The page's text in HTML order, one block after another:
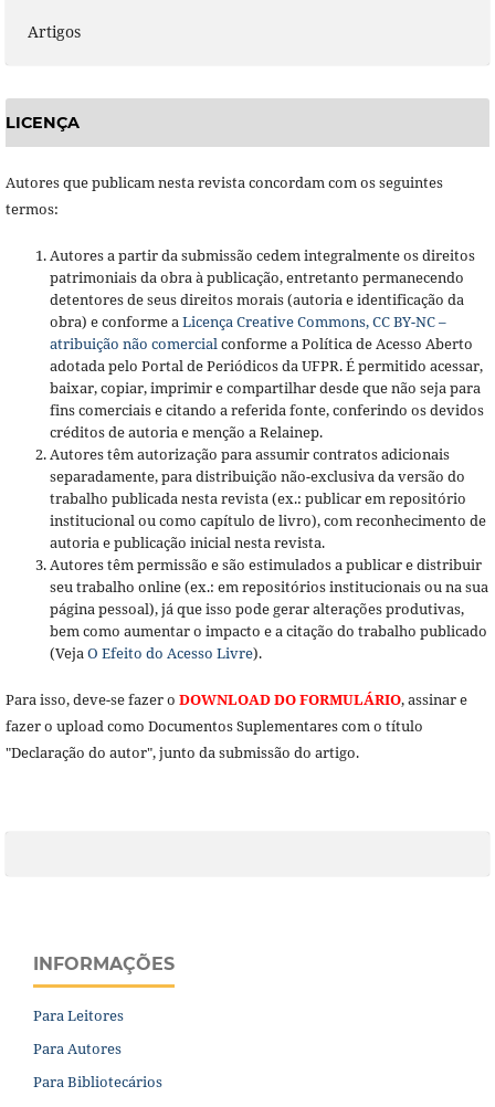
Artigos
LICENÇA
Autores que publicam nesta revista concordam com os seguintes
termos:
Autores a partir da submissão cedem integralmente os direitos
patrimoniais da obra à publicação, entretanto permanecendo
detentores de seus direitos morais (autoria e identificação da
obra) e conforme aLicença Creative Commons, CC BY-NC –
atribuição não comercialconforme a Política de Acesso Aberto
adotada pelo Portal de Periódicos da UFPR. É permitido acessar,
baixar, copiar, imprimir e compartilhar desde que não seja para
fins comerciais e citando a referida fonte, conferindo os devidos
créditos de autoria e menção a Relainep.
Autores têm autorização para assumir contratos adicionais
separadamente, para distribuição não-exclusiva da versão do
trabalho publicada nesta revista (ex.: publicar em repositório
institucional ou como capítulo de livro), com reconhecimento de
autoria e publicação inicial nesta revista.
Autores têm permissão e são estimulados a publicar e distribuir
seu trabalho online (ex.: em repositórios institucionais ou na sua
página pessoal), já que isso pode gerar alterações produtivas,
bem como aumentar o impacto e a citação do trabalho publicado
(VejaO Efeito do Acesso Livre).
Para isso, deve-se fazer o DOWNLOAD DO FORMULÁRIO, assinar e
fazer o upload como Documentos Suplementares com o título
"Declaração do autor", junto da submissão do artigo.
INFORMAÇÕES
Para Leitores
Para Autores
Para Bibliotecários